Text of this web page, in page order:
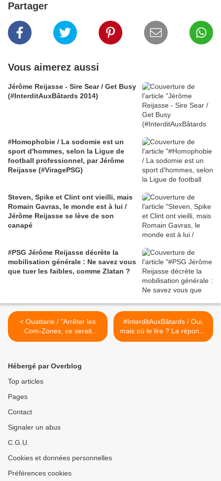
Partager
Vous aimerez aussi
Jérôme Reijasse - Sire Sear / Get Busy
(#InterditAuxBâtards 2014)
#Homophobie / La sodomie est un
sport d'hommes, selon la Ligue de
football professionnel, par Jérôme
Reijasse (#ViragePSG)
Steven, Spike et Clint ont vieilli, mais
Romain Gavras, le monde est à lui /
Jérôme Reijasse se lève de son
canapé
#PSG Jérôme Reijasse décrète la
mobilisation générale : Ne savez vous
que tuer les faibles, comme Zlatan ?
< Ouattarie / "Arrêter les
Com-Zones, ce serait
replonger le pays dans le
#InterditAuxBâtards / Oui,
mais où le lire ? La réponse
de Jee Pay >
Hébergé par Overblog
Top articles
Pages
Contact
Signaler un abus
C.G.U.
Cookies et données personnelles
Préférences cookies